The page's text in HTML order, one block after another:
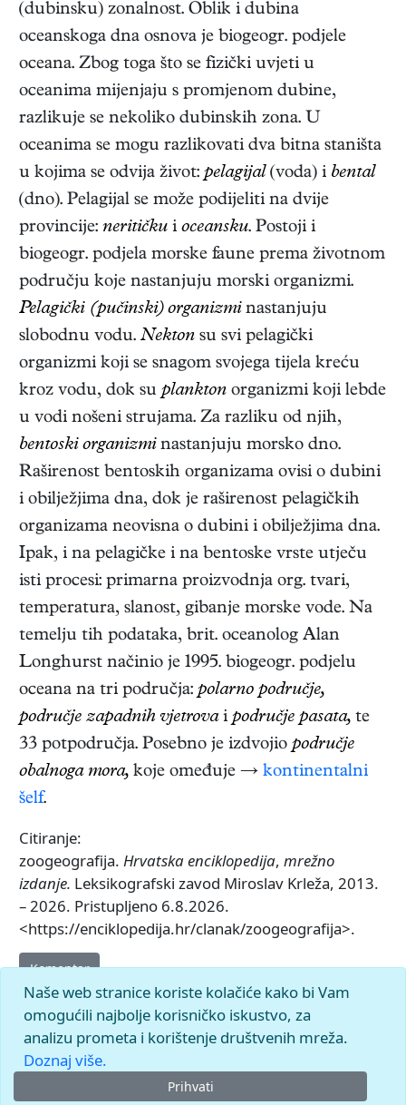
(dubinsku) zonalnost. Oblik i dubina
oceanskoga dna osnova je biogeogr. podjele
oceana. Zbog toga što se fizički uvjeti u
oceanima mijenjaju s promjenom dubine,
razlikuje se nekoliko dubinskih zona. U
oceanima se mogu razlikovati dva bitna staništa
u kojima se odvija život:pelagijal (voda) i bental
(dno). Pelagijal se može podijeliti na dvije
provincije: neritičku i oceansku. Postoji i
biogeogr. podjela morske faune prema životnom
području koje nastanjuju morski organizmi.
Pelagički (pučinski) organizminastanjuju
slobodnu vodu. Nekton su svi pelagički
organizmi koji se snagom svojega tijela kreću
kroz vodu, dok suplankton organizmi koji lebde
u vodi nošeni strujama. Za razliku od njih,
bentoski organizminastanjuju morsko dno.
Raširenost bentoskih organizama ovisi o dubini
i obilježjima dna, dok je raširenost pelagičkih
organizama neovisna o dubini i obilježjima dna.
Ipak, i na pelagičke i na bentoske vrste utječu
isti procesi: primarna proizvodnja org. tvari,
temperatura, slanost, gibanje morske vode. Na
temelju tih podataka, brit. oceanolog Alan
Longhurst načinio je 1995. biogeogr. podjelu
oceana na tri područja:polarno područje,
područje zapadnih vjetrovaipodručje pasata, te
33 potpodručja. Posebno je izdvojiopodručje
obalnoga mora, koje omeđuje → kontinentalni
šelf.
Citiranje:
zoogeografija. Hrvatska enciklopedija, mrežno
izdanje. Leksikografski zavod Miroslav Krleža, 2013.
– 2026. Pristupljeno 6.8.2026.
<https://enciklopedija.hr/clanak/zoogeografija>.
Komentar
Naše web stranice koriste kolačiće kako bi Vam
omogućili najbolje korisničko iskustvo, za
analizu prometa i korištenje društvenih mreža.
Doznaj više.
Prihvati
© 2026.Leksikografski zavodMiroslav Krleža